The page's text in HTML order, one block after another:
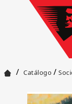
/ Catálogo /